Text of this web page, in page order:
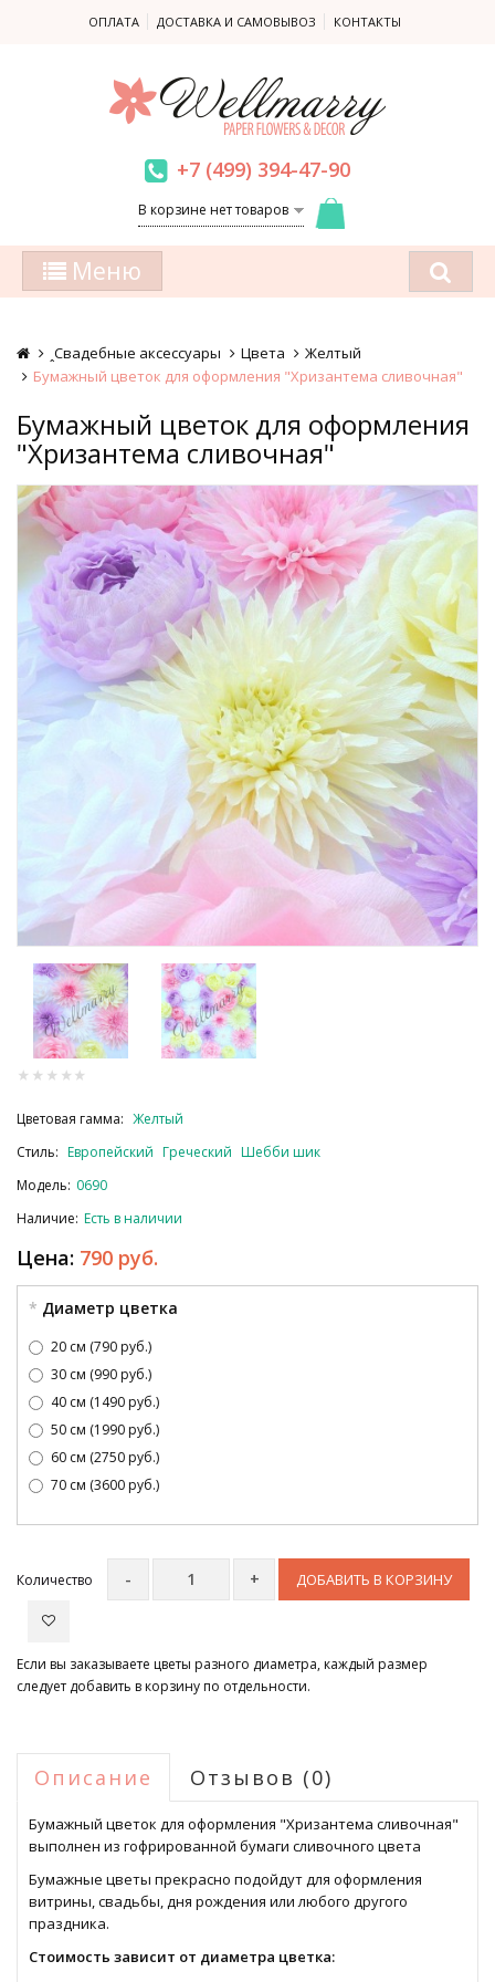
ОПЛАТА ДОСТАВКА И САМОВЫВОЗ КОНТАКТЫ
+7 (499) 394-47-90
В корзине нет товаров
Меню
ꞈСвадебные аксессуары Цвета
Желтый
Бумажный цветок для оформления "Хризантема сливочная"
Бумажный цветок для оформления
"Хризантема сливочная"
Цветовая гамма: Желтый
Стиль: Европейский Греческий Шебби шик
Модель: 0690
Наличие: Есть в наличии
Цена: 790 руб.
Диаметр цветка
20 см (790 руб.)
30 см (990 руб.)
40 см (1490 руб.)
50 см (1990 руб.)
60 см (2750 руб.)
70 см (3600 руб.)
Количество ДОБАВИТЬ В КОРЗИНУ
Если вы заказываете цветы разного диаметра, каждый размер
следует добавить в корзину по отдельности.
Описание Отзывов (0)
Бумажный цветок для оформления "Хризантема сливочная"
выполнен из гофрированной бумаги сливочного цвета
Бумажные цветы прекрасно подойдут для оформления
витрины, свадьбы, дня рождения или любого другого
праздника.
Стоимость зависит от диаметра цветка: